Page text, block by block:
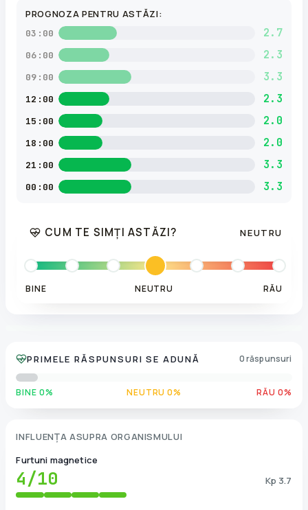
PROGNOZA PENTRU ASTĂZI:
03:00 2.7
06:00 2.3
09:00 3.3
12:00 2.3
15:00 2.0
18:00 2.0
21:00 3.3
00:00 3.3
CUM TE SIMȚI ASTĂZI? NEUTRU
BINE NEUTRU RĂU
PRIMELE RĂSPUNSURI SE ADUNĂ 0 răspunsuri
BINE 0% NEUTRU 0% RĂU 0%
INFLUENȚA ASUPRA ORGANISMULUI
Furtuni magnetice
4/10 Kp 3.7